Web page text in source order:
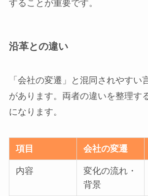
することが重要です。
沿革との違い
「会社の変遷」と混同されやすい
があります。両者の違いを整理す
になります。
項目 会社の変遷
内容
変化の流れ・
背景